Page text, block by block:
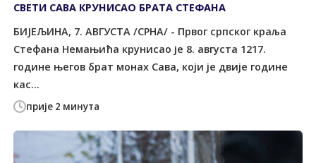
прије 2 минута
СВЕТИ САВА КРУНИСАО БРАТА СТЕФАНА
БИЈЕЉИНА, 7. АВГУСТА /СРНА/ - Првог српског краља
Стефана Немањића крунисао је 8. августа 1217.
године његов брат монах Сава, који је двије године
кас...